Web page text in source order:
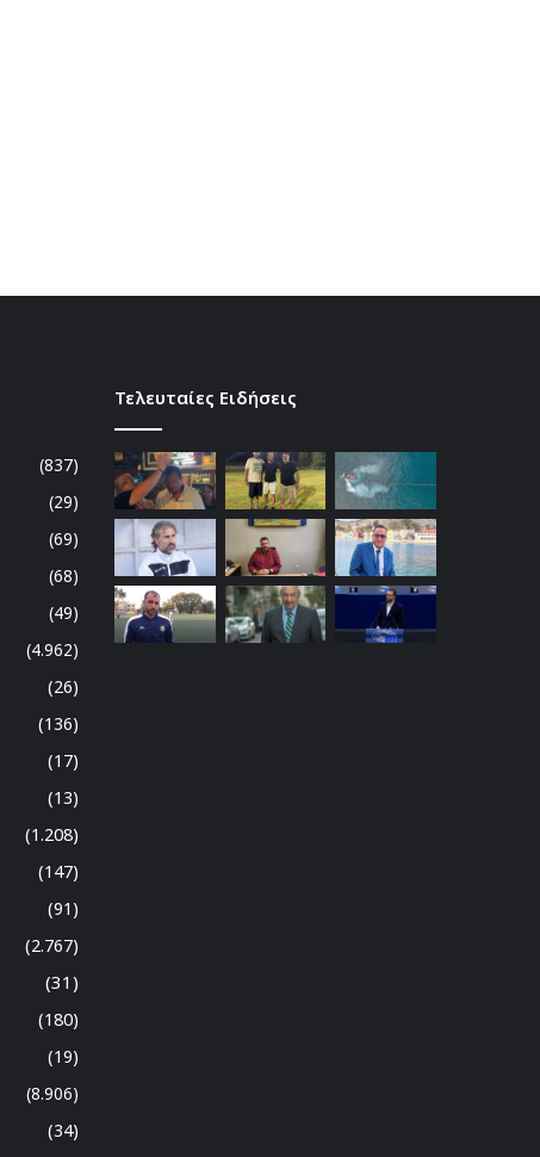
(837)
(29)
(69)
(68)
(49)
(4.962)
(26)
(136)
(17)
(13)
(1.208)
(147)
(91)
(2.767)
(31)
(180)
(19)
(8.906)
(34)
Τελευταίες Ειδήσεις